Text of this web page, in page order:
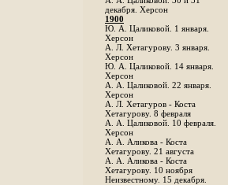
декабря. Херсон
1900
Ю. А. Цаликовой. 1 января.
Херсон
А. Л. Хетагурову. 3 января.
Херсон
Ю. А. Цаликовой. 14 января.
Херсон
А. А. Цаликовой. 22 января.
Херсон
А. Л. Хетагуров - Коста
Хетагурову. 8 февраля
А. А. Цаликовой. 10 февраля.
Херсон
А. А. Аликова - Коста
Хетагурову. 21 августа
А. А. Аликова - Коста
Хетагурову. 10 ноября
Неизвестному. 15 декабря.